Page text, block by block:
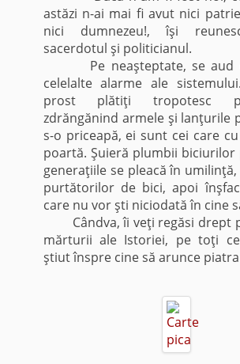
astăzi n-ai mai fi avut nici
nici dumnezeu!, îşi
sacerdotul şi politicianul.
Pe neaşteptate, se aud
celelalte alarme ale
prost plătiţi tropotesc
zdrăngănind armele şi lanţurile
s-o priceapă, ei sunt cei care
poartă. Şuieră plumbii
generaţiile se pleacă în
purtătorilor de bici, apoi
care nu vor şti niciodată în cine
Cândva, îi veţi regăsi drept
mărturii ale Istoriei, pe toţi
ştiut înspre cine să arunce